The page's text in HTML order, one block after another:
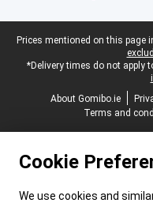
Legal footer
Prices mentioned on this page
*Delivery times do not apply
About Gomibo.ie
Terms and
Cookie
We use cookies and